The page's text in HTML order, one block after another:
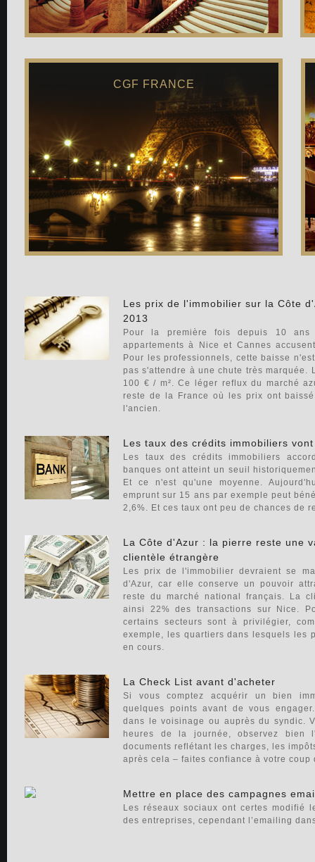
CGF FRANCE
Les prix de l'immobilier sur la Côte
2013
Pour la première fois depuis 10
appartements à Nice et Cannes
Pour les professionnels, cette baisse
pas s'attendre à une chute très marquée.
100 € / m². Ce léger reflux du marché
reste de la France où les prix ont
l'ancien.
Les taux des crédits immobiliers
Les taux des crédits immobiliers
banques ont atteint un seuil
Et ce n'est qu'une moyenne.
emprunt sur 15 ans par exemple peut
2,6%. Et ces taux ont peu de chances de
La Côte d'Azur : la pierre reste une
clientèle étrangère
Les prix de l'immobilier devraient se
d'Azur, car elle conserve un pouvoir
reste du marché national français. La
ainsi 22% des transactions sur Nice.
certains secteurs sont à privilégier,
exemple, les quartiers dans lesquels les
en cours.
La Check List avant d'acheter
Si vous comptez acquérir un bien
quelques points avant de vous
dans le voisinage ou auprès du syndic.
heures de la journée, observez bien
documents reflétant les charges, les
après cela – faites confiance à votre
Mettre en place des campagnes
Les réseaux sociaux ont certes modifié
des entreprises, cependant l’emailing